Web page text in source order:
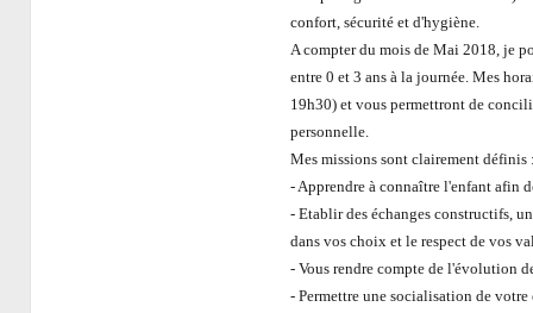
confort, sécurité et d'hygiène.
A compter du mois de Mai 2018, je
entre 0 et 3 ans à la journée. Mes
19h30) et vous permettront de
personnelle.
Mes missions sont clairement définis
- Apprendre à connaître l'enfant afin
- Etablir des échanges constructifs,
dans vos choix et le respect de vos
- Vous rendre compte de l'évolution
- Permettre une socialisation de